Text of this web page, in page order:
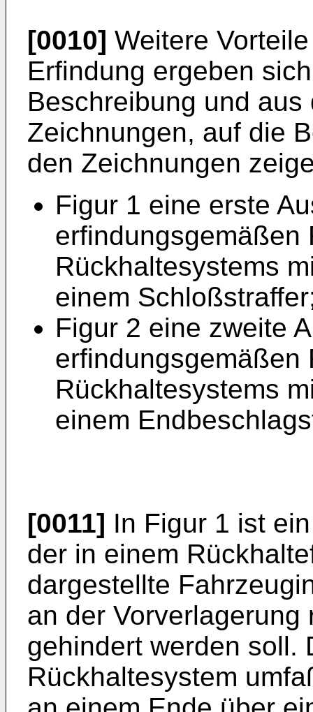
[0010] Weitere
Erfindung ergeben
Beschreibung und
Zeichnungen, auf die
den Zeichnungen
Figur 1 eine erste
erfindungsgemäßen
Rückhaltesystems
einem
Figur 2 eine zweite
erfindungsgemäßen
Rückhaltesystems
einem
[0011] In Figur 1 ist
der in einem
dargestellte
an der
gehindert werden soll.
Rückhaltesystem